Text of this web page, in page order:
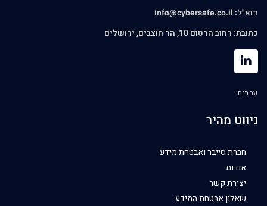
דוא"ל: info@cybersafe.co.il
כתובת: רחוב הרטום 10, הר חוצבים, ירושלים
עברית
ניווט מהיר
חברת סייבר ואבטחת מידע
אודות
יצירת קשר
שאלון אבטחת המידע